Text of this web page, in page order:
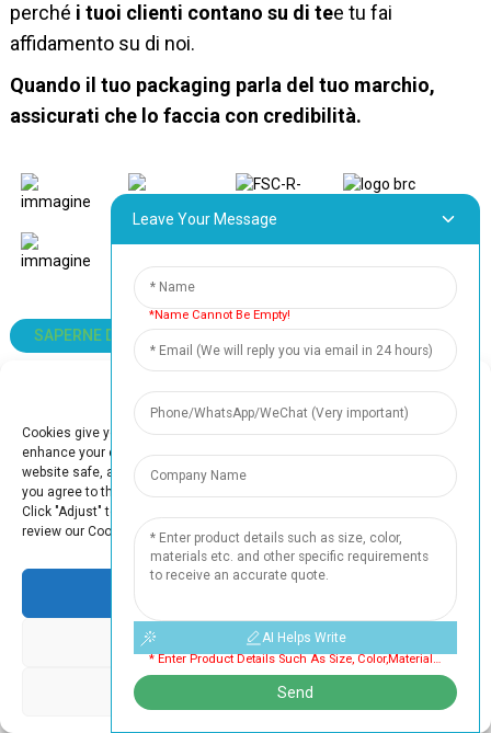
perché i tuoi clienti contano su di tee tu fai
affidamento su di noi.
Quando il tuo packaging parla del tuo marchio,
assicurati che lo faccia con credibilità.
SAPERNE DI PIÙ
IL NOSTRO CERTIFICATO
Leave Your Message
*Name Cannot Be Empty!
* Enter Product Details Such As Size, Color,materials Etc. And Other Specific Requirements To Receive An Accurate Quote. Cannot Be Empty
AI Helps Write
Send
Manage Cookie Consent
Cookies give you a personalized experience. Cookie files help us to
enhance your experience using our website, simplify navigation, keep our
website safe, and assist in our marketing efforts. By clicking "Accept",
you agree to the storing of cookies on your device for these purposes.
Click "Adjust" to adjust your cookie preferences. For more information,
review our Cookies Policy.
Deny